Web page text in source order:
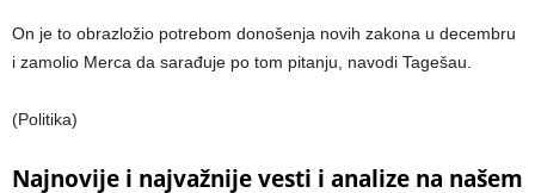
On je to obrazložio potrebom donošenja novih zakona u decembru
i zamolio Merca da sarađuje po tom pitanju, navodi Tagešau.
(Politika)
Najnovije i najvažnije vesti i analize na našem